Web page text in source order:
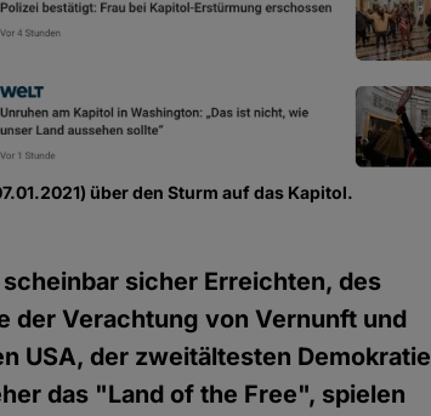
über den Sturm auf das Kapitol.
sicher Erreichten, des
der Verachtung von Vernunft und
USA, der zweitältesten Demokratie
das "Land of the Free", spielen